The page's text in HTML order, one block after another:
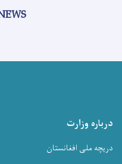
درباره وزارت
دریچه ملی افغانستان